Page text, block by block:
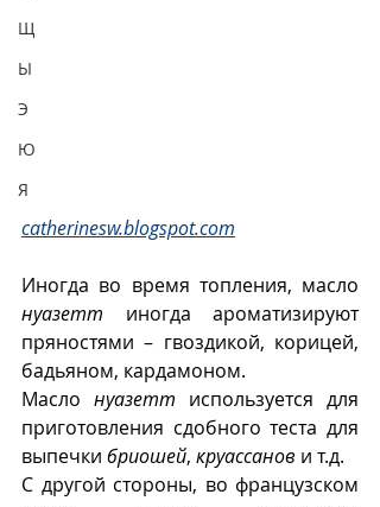
Щ
Ы
Э
Ю
Я
catherinesw.blogspot.com
нуазетт иногда ароматизируют
пряностями – гвоздикой, корицей,
бадьяном, кардамоном.
Масло нуазетт используется для
приготовления сдобного теста для
выпечки бриошей, круассанов и т.д.
С другой стороны, во французском